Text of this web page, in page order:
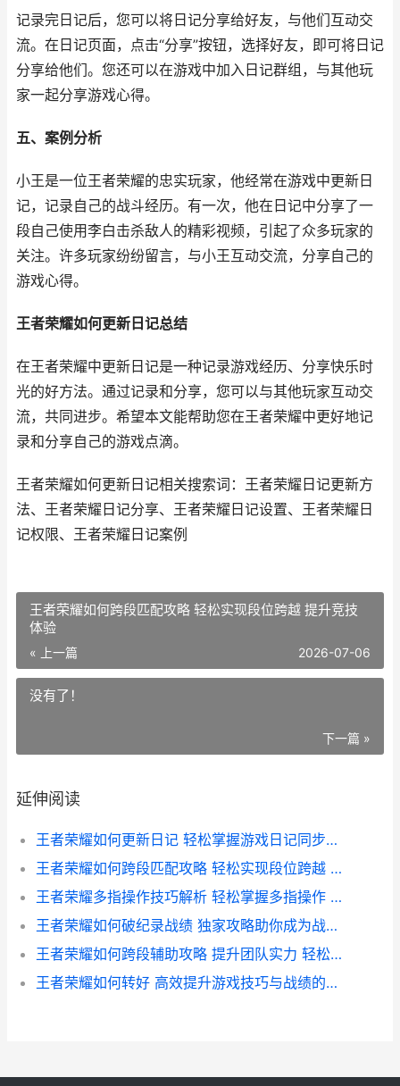
记录完日记后，您可以将日记分享给好友，与他们互动交
流。在日记页面，点击“分享”按钮，选择好友，即可将日记
分享给他们。您还可以在游戏中加入日记群组，与其他玩
家一起分享游戏心得。
五、案例分析
小王是一位王者荣耀的忠实玩家，他经常在游戏中更新日
记，记录自己的战斗经历。有一次，他在日记中分享了一
段自己使用李白击杀敌人的精彩视频，引起了众多玩家的
关注。许多玩家纷纷留言，与小王互动交流，分享自己的
游戏心得。
王者荣耀如何更新日记总结
在王者荣耀中更新日记是一种记录游戏经历、分享快乐时
光的好方法。通过记录和分享，您可以与其他玩家互动交
流，共同进步。希望本文能帮助您在王者荣耀中更好地记
录和分享自己的游戏点滴。
王者荣耀如何更新日记相关搜索词：王者荣耀日记更新方
法、王者荣耀日记分享、王者荣耀日记设置、王者荣耀日
记权限、王者荣耀日记案例
王者荣耀如何跨段匹配攻略 轻松实现段位跨越 提升竞技
体验
« 上一篇 2026-07-06
没有了！
下一篇 »
延伸阅读
王者荣耀如何更新日记 轻松掌握游戏日记同步攻略
王者荣耀如何跨段匹配攻略 轻松实现段位跨越 提升竞技体验
王者荣耀多指操作技巧解析 轻松掌握多指操作 畅玩无压力
王者荣耀如何破纪录战绩 独家攻略助你成为战场传奇
王者荣耀如何跨段辅助攻略 提升团队实力 轻松跨越段位障碍
王者荣耀如何转好 高效提升游戏技巧与战绩的秘籍解析